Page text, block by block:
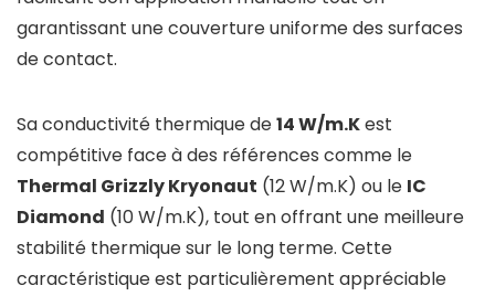
garantissant une couverture uniforme des surfaces
de contact.
Sa conductivité thermique de14 W/m.Kest
compétitive face à des références comme le
Thermal Grizzly Kryonaut (12 W/m.K) ou le IC
Diamond (10 W/m.K), tout en offrant une meilleure
stabilité thermique sur le long terme. Cette
caractéristique est particulièrement appréciable